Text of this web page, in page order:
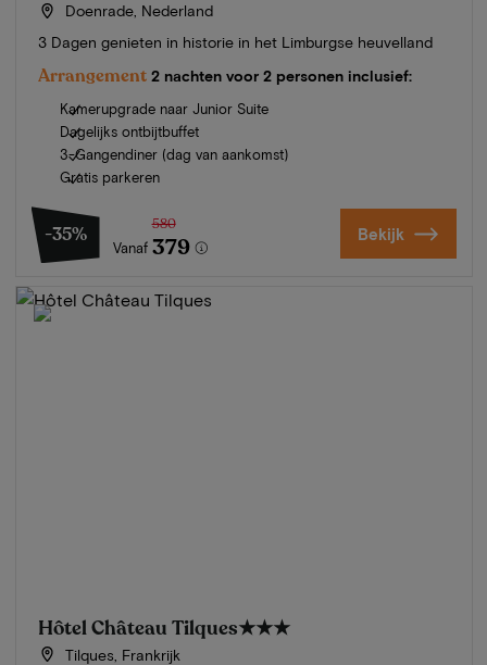
Doenrade, Nederland
3 Dagen genieten in historie in het Limburgse heuvelland
Arrangement 2 nachten voor 2 personen inclusief:
Kamerupgrade naar Junior Suite
Dagelijks ontbijtbuffet
3-Gangendiner (dag van aankomst)
Gratis parkeren
-35%
Vanaf
580
379 Bekijk
Hôtel Château Tilques★★★
Tilques, Frankrijk